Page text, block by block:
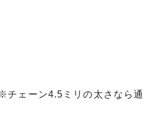
ーン4.5ミリの太さなら通